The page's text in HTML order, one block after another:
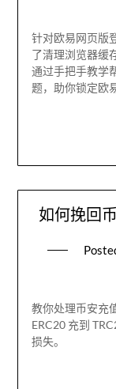
针对欧易网页版
了清理浏览器缓
通过手把手教学
题，助你锁定欧
如何挽回
教你处理币安充
ERC20 充到
损失。